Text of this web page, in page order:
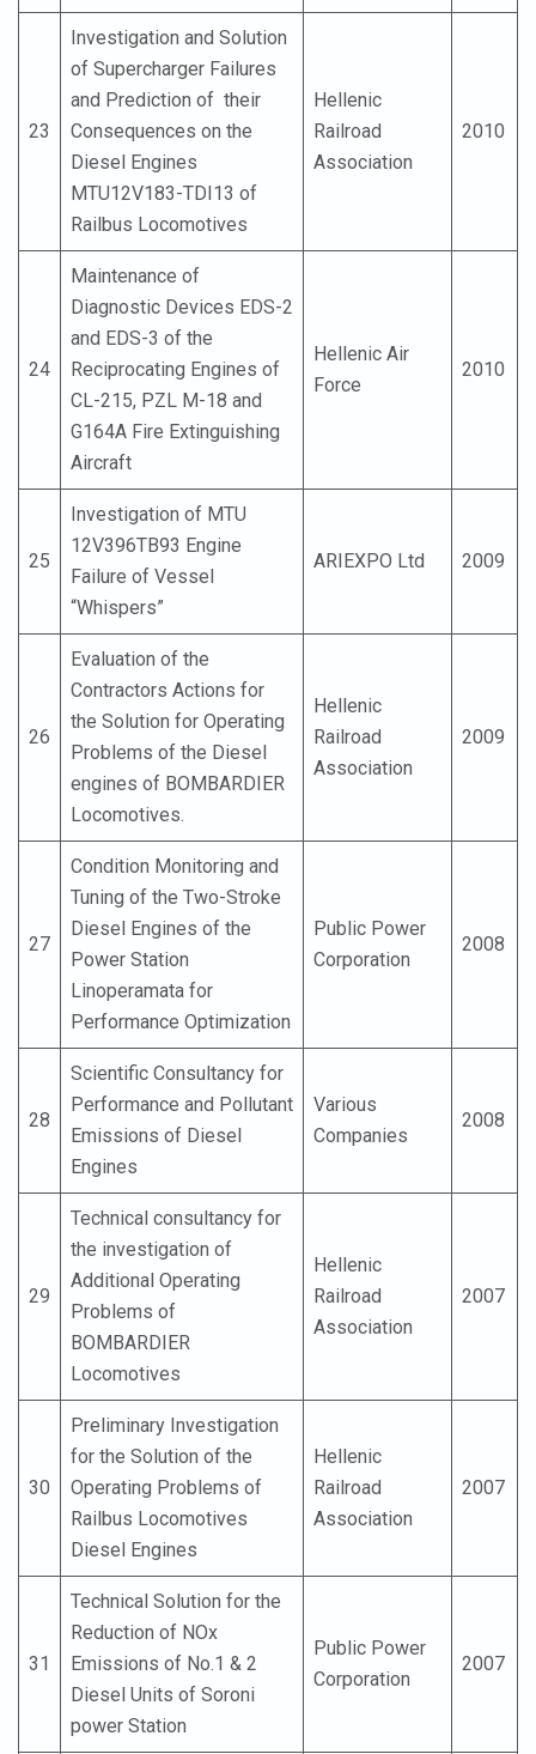
23
Investigation and Solution
of Supercharger Failures
and Prediction of their
Consequences on the
Diesel Engines
MTU12V183-TDI13 of
Railbus Locomotives
Hellenic
Railroad
Association
2010
24
Maintenance of
Diagnostic Devices EDS-2
and EDS-3 of the
Reciprocating Engines of
CL-215, PZL M-18 and
G164A Fire Extinguishing
Aircraft
Hellenic Air
Force
2010
25
Investigation of MTU
12V396TB93 Engine
Failure of Vessel
“Whispers”
ARIEXPO Ltd 2009
26
Evaluation of the
Contractors Actions for
the Solution for Operating
Problems of the Diesel
engines of BOMBARDIER
Locomotives.
Hellenic
Railroad
Association
2009
27
Condition Monitoring and
Tuning of the Two-Stroke
Diesel Engines of the
Power Station
Linoperamata for
Performance Optimization
Public Power
Corporation
2008
28
Scientific Consultancy for
Performance and Pollutant
Emissions of Diesel
Engines
Various
Companies
2008
29
Technical consultancy for
the investigation of
Additional Operating
Problems of
BOMBARDIER
Locomotives
Hellenic
Railroad
Association
2007
30
Preliminary Investigation
for the Solution of the
Operating Problems of
Railbus Locomotives
Diesel Engines
Hellenic
Railroad
Association
2007
31
Technical Solution for the
Reduction of NOx
Emissions of No.1 & 2
Diesel Units of Soroni
power Station
Public Power
Corporation
2007